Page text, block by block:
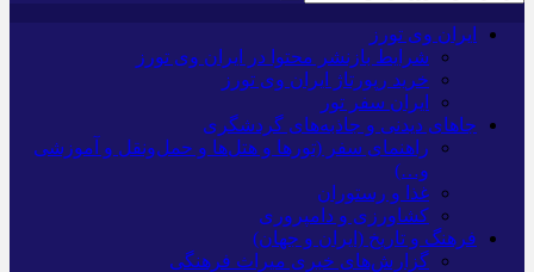
ایران وی تورز
شرایط بازنشر محتوا در ایران وی تورز
خرید رپورتاژ ایران وی تورز
ایران سفر تور
جاهای دیدنی و جاذبه‌های گردشگری
راهنمای سفر (تورها و هتل‌ها و حمل‌و‌نقل و آموزشی
و…)
غذا و رستوران
کشاورزی و دامپروری
فرهنگ و تاریخ (ایران و جهان)
گزارش‌های خبری میراث فرهنگی